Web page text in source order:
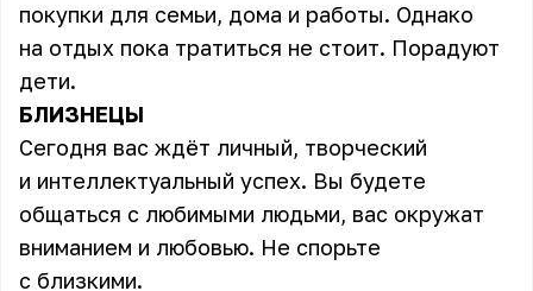
покупки для семьи, дома и работы. Однако
на отдых пока тратиться не стоит. Порадуют
дети.
БЛИЗНЕЦЫ
Сегодня вас ждёт личный, творческий
и интеллектуальный успех. Вы будете
общаться с любимыми людьми, вас окружат
вниманием и любовью. Не спорьте
с близкими.